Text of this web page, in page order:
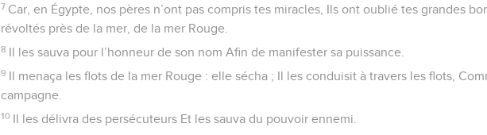
7 Car, en Égypte, nos pères n’ont pas compris tes miracles, Ils ont oublié tes grandes
révoltés près de la mer, de la mer Rouge.
8 Il les sauva pour l’honneur de son nom Afin de manifester sa puissance.
9 Il menaça les flots de la mer Rouge : elle sécha ; Il les conduisit à travers les flots,
campagne.
10 Il les délivra des persécuteurs Et les sauva du pouvoir ennemi.